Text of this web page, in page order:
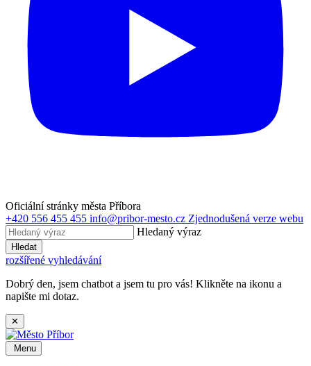
Oficiální stránky města Příbora
+420 556 455 455 info@pribor-mesto.cz Zjednodušená verze webu
Hledaný výraz
Hledat
rozšířené vyhledávání
Dobrý den, jsem chatbot a jsem tu pro vás! Klikněte na ikonu a
napište mi dotaz.
✕
Menu